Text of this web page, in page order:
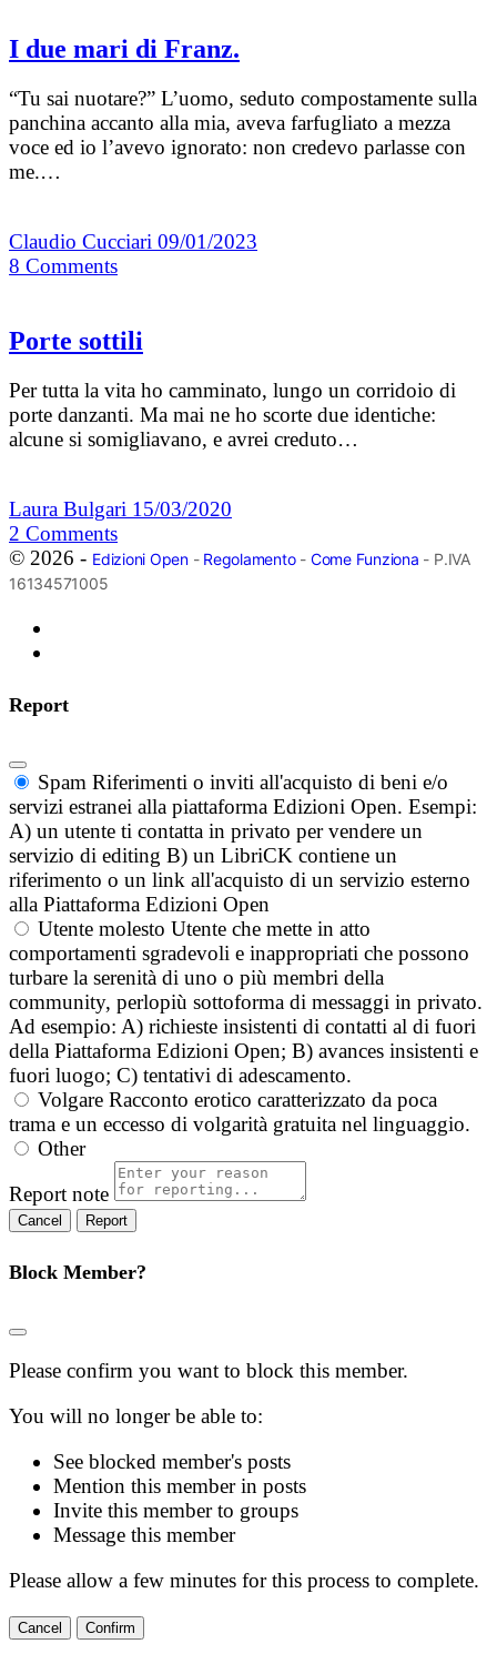
I due mari di Franz.
“Tu sai nuotare?” L’uomo, seduto compostamente sulla
panchina accanto alla mia, aveva farfugliato a mezza
voce ed io l’avevo ignorato: non credevo parlasse con
me.…
Claudio Cucciari 09/01/2023
8 Comments
Porte sottili
Per tutta la vita ho camminato, lungo un corridoio di
porte danzanti. Ma mai ne ho scorte due identiche:
alcune si somigliavano, e avrei creduto…
Laura Bulgari 15/03/2020
2 Comments
© 2026 - Edizioni Open- Regolamento- Come Funziona - P.IVA
16134571005
Report
Spam Riferimenti o inviti all'acquisto di beni e/o
servizi estranei alla piattaforma Edizioni Open. Esempi:
A) un utente ti contatta in privato per vendere un
servizio di editing B) un LibriCK contiene un
riferimento o un link all'acquisto di un servizio esterno
alla Piattaforma Edizioni Open
Utente molesto Utente che mette in atto
comportamenti sgradevoli e inappropriati che possono
turbare la serenità di uno o più membri della
community, perlopiù sottoforma di messaggi in privato.
Ad esempio: A) richieste insistenti di contatti al di fuori
della Piattaforma Edizioni Open; B) avances insistenti e
fuori luogo; C) tentativi di adescamento.
Volgare Racconto erotico caratterizzato da poca
trama e un eccesso di volgarità gratuita nel linguaggio.
Other
Report note
Report
Block Member?
Please confirm you want to block this member.
You will no longer be able to:
See blocked member's posts
Mention this member in posts
Invite this member to groups
Message this member
Please allow a few minutes for this process to complete.
Confirm